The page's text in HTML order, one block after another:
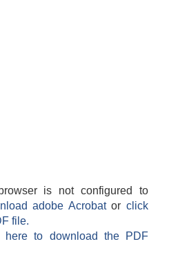
is not configured to
adobe Acrobatorclick
file.
here to download the PDF